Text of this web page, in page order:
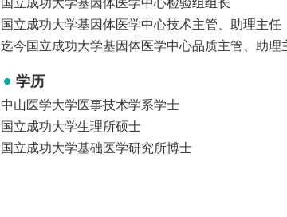
国立成功大学基因体医学中心技术主管、助理主任
迄今国立成功大学基因体医学中心品质主管、助理
学历
中山医学大学医事技术学系学士
国立成功大学生理所硕士
国立成功大学基础医学研究所博士